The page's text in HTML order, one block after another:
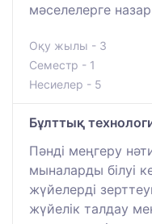
мәселелерге
Оқу жылы - 3
Семестр - 1
Несиелер - 5
Бұлттық
Пәнді меңгеру
мыналарды білуі
жүйелерді
жүйелік талдау